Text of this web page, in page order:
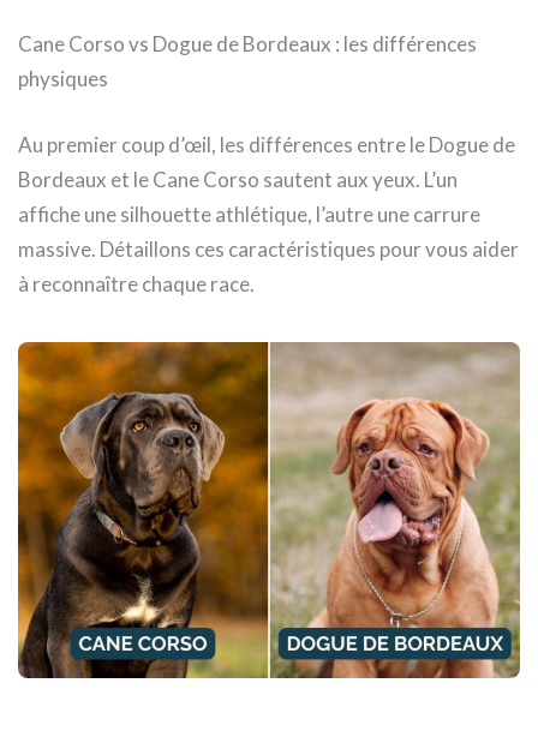
Cane Corso vs Dogue de Bordeaux : les différences
physiques
Au premier coup d’œil, les différences entre le Dogue de
Bordeaux et le Cane Corso sautent aux yeux. L’un
affiche une silhouette athlétique, l’autre une carrure
massive. Détaillons ces caractéristiques pour vous aider
à reconnaître chaque race.